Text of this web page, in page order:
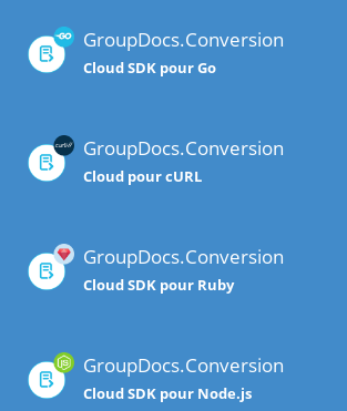
GroupDocs.Conversion
Cloud SDK pour Go
GroupDocs.Conversion
Cloud pour cURL
GroupDocs.Conversion
Cloud SDK pour Ruby
GroupDocs.Conversion
Cloud SDK pour Node.js